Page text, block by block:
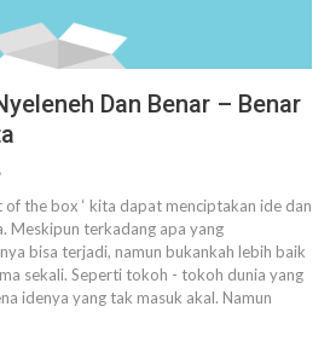
Dan Benar – Benar
of the box ‘ kita dapat menciptakan ide dan
Meskipun terkadang apa yang
bisa terjadi, namun bukankah lebih baik
sekali. Seperti tokoh - tokoh dunia yang
idenya yang tak masuk akal. Namun